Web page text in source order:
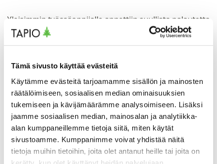
Tämä sivusto käyttää evästeitä
Käytämme evästeitä tarjoamamme sisällön ja mainosten
räätälöimiseen, sosiaalisen median ominaisuuksien
tukemiseen ja kävijämäärämme analysoimiseen. Lisäksi
jaamme sosiaalisen median, mainosalan ja analytiikka-
alan kumppaneillemme tietoja siitä, miten käytät
sivustoamme. Kumppanimme voivat yhdistää näitä
tietoja muihin tietoihin, joita olet antanut heille tai joita on
Yleisimmin työssäoppijalle annettiin suullista palautetta
ilman selkeää toimintamallia. Haasteeksi koettiin ennen
kaikkea ajankäyttö.
”Metsäkoneyrittäjien keskuudessa on selkeästi tarvetta
uusille työkaluille palautteenannon tueksi.
Tarkistuslista on oiva työkalu ja siinä otetaan hyvin
huomioon myös yrittäjän tarpeet”, toteaa
Koneyrittäjien kehittämispäällikköJuha Saarivuori.
Hankkeessa tuotettu tarkistuslista kannustaa
antamaan säännöllisesti palautetta selkeistä
kehittymiskohteista ja opiskelijaa seuraamaan myös